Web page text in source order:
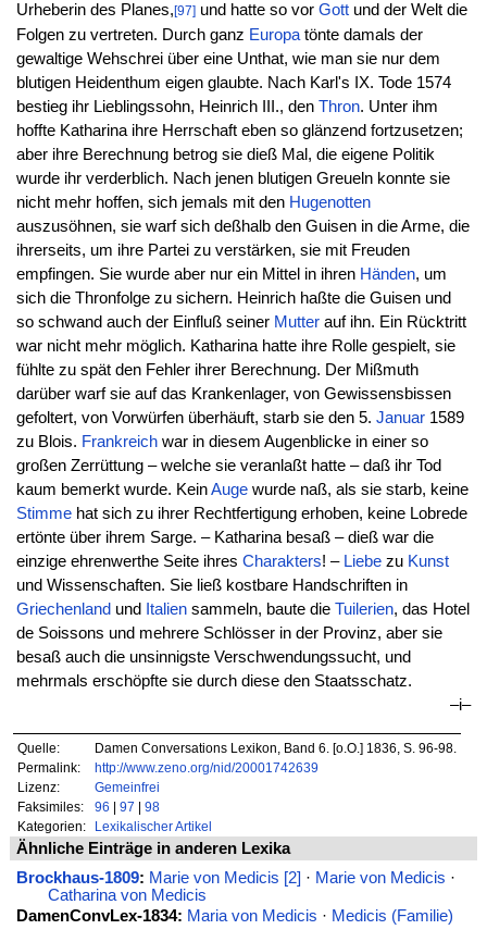
Urheberin des Planes, [97]und hatte so vor Gottund der Welt die
Folgen zu vertreten. Durch ganz Europatönte damals der
gewaltige Wehschrei über eine Unthat, wie man sie nur dem
blutigen Heidenthum eigen glaubte. Nach Karl's IX. Tode 1574
bestieg ihr Lieblingssohn, Heinrich III., den Thron. Unter ihm
hoffte Katharina ihre Herrschaft eben so glänzend fortzusetzen;
aber ihre Berechnung betrog sie dieß Mal, die eigene Politik
wurde ihr verderblich. Nach jenen blutigen Greueln konnte sie
nicht mehr hoffen, sich jemals mit den Hugenotten
auszusöhnen, sie warf sich deßhalb den Guisen in die Arme, die
ihrerseits, um ihre Partei zu verstärken, sie mit Freuden
empfingen. Sie wurde aber nur ein Mittel in ihren Händen, um
sich die Thronfolge zu sichern. Heinrich haßte die Guisen und
so schwand auch der Einfluß seiner Mutterauf ihn. Ein Rücktritt
war nicht mehr möglich. Katharina hatte ihre Rolle gespielt, sie
fühlte zu spät den Fehler ihrer Berechnung. Der Mißmuth
darüber warf sie auf das Krankenlager, von Gewissensbissen
gefoltert, von Vorwürfen überhäuft, starb sie den 5. Januar1589
zu Blois. Frankreichwar in diesem Augenblicke in einer so
großen Zerrüttung – welche sie veranlaßt hatte – daß ihr Tod
kaum bemerkt wurde. KeinAugewurde naß, als sie starb, keine
Stimmehat sich zu ihrer Rechtfertigung erhoben, keine Lobrede
ertönte über ihrem Sarge. – Katharina besaß – dieß war die
einzige ehrenwerthe Seite ihres Charakters! – Liebezu Kunst
und Wissenschaften. Sie ließ kostbare Handschriften in
Griechenland und Italiensammeln, baute die Tuilerien, das Hotel
de Soissons und mehrere Schlösser in der Provinz, aber sie
besaß auch die unsinnigste Verschwendungssucht, und
mehrmals erschöpfte sie durch diese den Staatsschatz.
–i–
Quelle:
Damen Conversations Lexikon, Band 6. [o.O.] 1836, S. 96-98.
Permalink:
http://www.zeno.org/nid/20001742639
Lizenz:
Gemeinfrei
Faksimiles:
96 97
98
Kategorien:
Lexikalischer Artikel
Ähnliche Einträge in anderen Lexika
Brockhaus-1809: Marie von Medicis [2] · Marie von Medicis ·
Catharina von Medicis
DamenConvLex-1834: Maria von Medicis · Medicis (Familie)